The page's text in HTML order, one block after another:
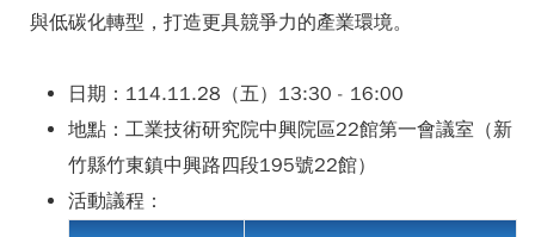
與低碳化轉型，打造更具競爭力的產業環境。
日期：114.11.28（五）13:30 - 16:00
地點：工業技術研究院中興院區22館第一會議室（新
竹縣竹東鎮中興路四段195號22館）
活動議程：